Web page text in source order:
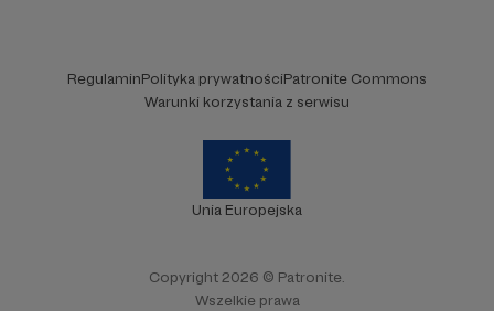
RegulaminPolityka prywatnościPatronite Commons
Warunki korzystania z serwisu
Unia Europejska
Copyright 2026 © Patronite.
Wszelkie prawa